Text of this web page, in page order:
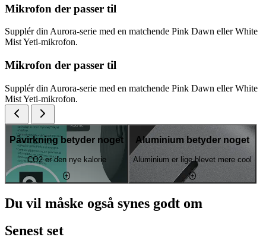
Mikrofon der passer til
Supplér din Aurora-serie med en matchende Pink Dawn eller White
Mist Yeti-mikrofon.
Mikrofon der passer til
Supplér din Aurora-serie med en matchende Pink Dawn eller White
Mist Yeti-mikrofon.
Påvirkning betyder noget
CO2 er den nye kalorie
Aluminium betyder noget
Aluminium er lige blevet mere cool
Du vil måske også synes godt om
Senest set